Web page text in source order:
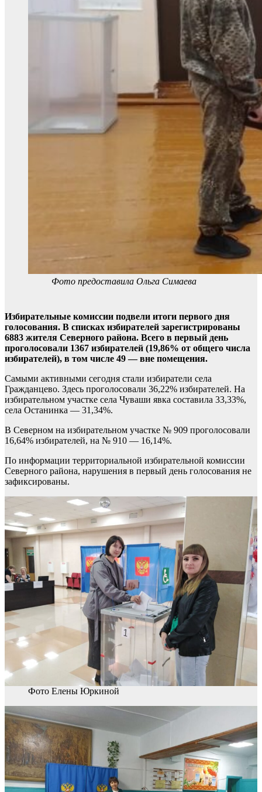
Фото предоставила Ольга Симаева
Избирательные комиссии подвели итоги первого дня
голосования. В списках избирателей зарегистрированы
6883 жителя Северного района. Всего в первый день
проголосовали 1367 избирателей (19,86% от общего числа
избирателей), в том числе 49 — вне помещения.
Самыми активными сегодня стали избиратели села
Гражданцево. Здесь проголосовали 36,22% избирателей. На
избирательном участке села Чуваши явка составила 33,33%,
села Останинка — 31,34%.
В Северном на избирательном участке № 909 проголосовали
16,64% избирателей, на № 910 — 16,14%.
По информации территориальной избирательной комиссии
Северного района, нарушения в первый день голосования не
зафиксированы.
Фото Елены Юркиной